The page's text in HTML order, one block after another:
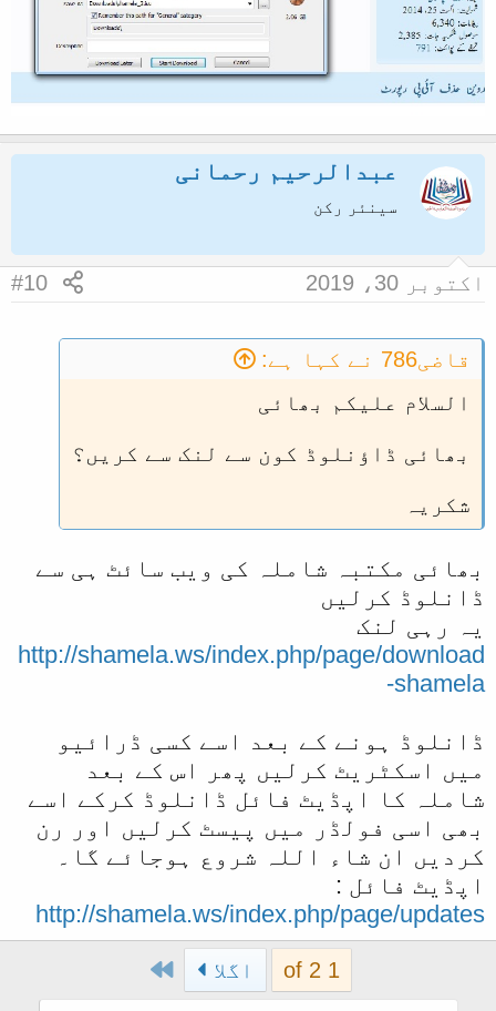
عبدالرحیم رحمانی
سینئر رکن
اکتوبر 30، 2019 #10
قاضی786 نے کہا ہے:
السلام علیکم بھائی
بھائی ڈاؤنلوڈ کون سے لنک سے کریں؟
شکریہ
بھائی مکتبہ شاملہ کی ویب سائٹ ہی سے
ڈانلوڈ کرلیں
یہ رہی لنک
http://shamela.ws/index.php/page/download
-shamela
ڈانلوڈ ہونے کے بعد اسے کسی ڈرائیو
میں اسکٹریٹ کرلیں پھر اس کے بعد
شاملہ کا اپڈیٹ فائل ڈانلوڈ کرکے اسے
بھی اسی فولڈر میں پیسٹ کرلیں اور رن
کردیں ان شاء اللہ شروع ہوجائے گا۔
اپڈیٹ فائل :
http://shamela.ws/index.php/page/updates
1 of 2 اگلا Last